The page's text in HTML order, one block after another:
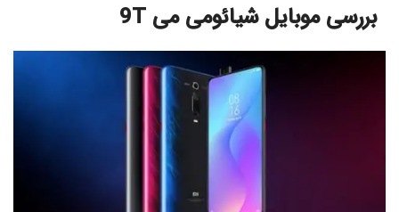
بررسی موبایل شیائومی می 9T